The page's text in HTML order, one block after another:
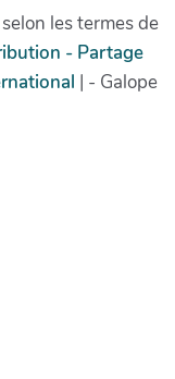
les termes de
- Partage
| - Galope